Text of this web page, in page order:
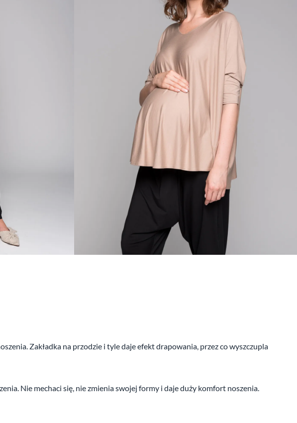
Zakładka na przodzie i tyle daje efekt drapowania, przez co wyszczupla
Nie mechaci się, nie zmienia swojej formy i daje duży komfort noszenia.